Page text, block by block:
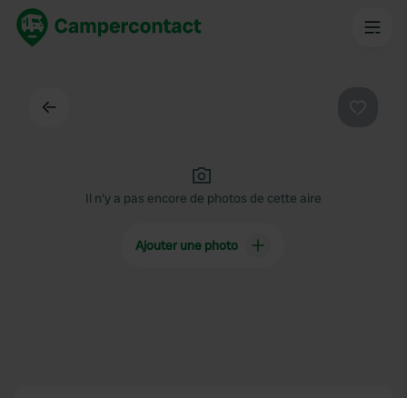
Il n'y a pas encore de photos de cette aire
Ajouter une photo